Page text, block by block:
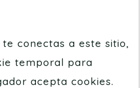
conectas a este sitio,
temporal para
acepta cookies.